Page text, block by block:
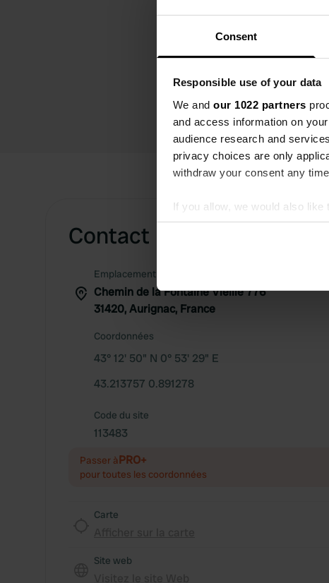
Consent
Responsible use of your data
We and our 1022 partners
and access information on
audience research and
privacy choices are only
withdraw your consent any
If you allow, we would also like
Collect information about
Find out more about how your
We use cookies to personalise
information about your use of
Contact
Emplacement
Chemin de la Fontaine Vieille 776
31420, Aurignac, France
Coordonnées
43° 12' 50" N 0° 53' 29" E
43.213757 0.891278
Code du site
113483
Passer àPRO+
pour toutes les coordonnées
Carte
Site web